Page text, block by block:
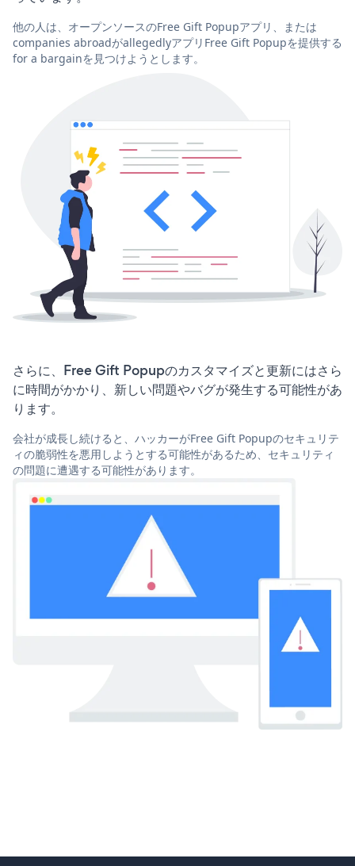
他の人は、オープンソースのFree Gift Popupアプリ、または
companies abroadがallegedlyアプリFree Gift Popupを提供する
for a bargainを見つけようとします。
さらに、Free Gift Popupのカスタマイズと更新にはさら
に時間がかかり、新しい問題やバグが発生する可能性があ
ります。
会社が成長し続けると、ハッカーがFree Gift Popupのセキュリテ
ィの脆弱性を悪用しようとする可能性があるため、セキュリティ
の問題に遭遇する可能性があります。